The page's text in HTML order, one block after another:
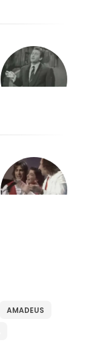
AMADEUS